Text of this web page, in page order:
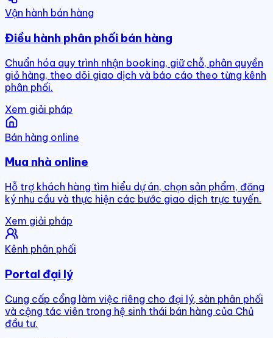
Vận hành bán hàng
Điều hành phân phối bán hàng
Chuẩn hóa quy trình nhận booking, giữ chỗ, phân quyền
giỏ hàng, theo dõi giao dịch và báo cáo theo từng kênh
phân phối.
Xem giải pháp
Bán hàng online
Mua nhà online
Hỗ trợ khách hàng tìm hiểu dự án, chọn sản phẩm, đăng
ký nhu cầu và thực hiện các bước giao dịch trực tuyến.
Xem giải pháp
Kênh phân phối
Portal đại lý
Cung cấp cổng làm việc riêng cho đại lý, sàn phân phối
và cộng tác viên trong hệ sinh thái bán hàng của Chủ
đầu tư.